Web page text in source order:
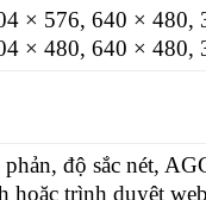
× 576, 640 × 480,
× 480, 640 × 480,
độ sắc nét,
hoặc trình duyệt web